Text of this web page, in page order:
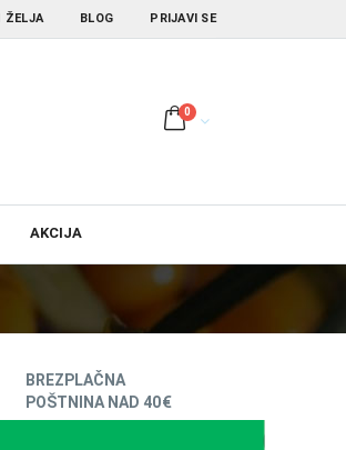
ŽELJA BLOG PRIJAVI SE
0
AKCIJA
BREZPLAČNA
POŠTNINA NAD 40€